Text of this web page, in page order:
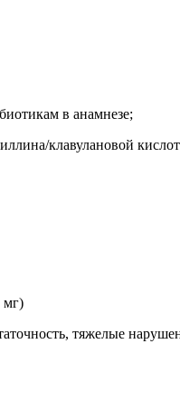
в анамнезе;
клавулановой
мг)
тяжелые